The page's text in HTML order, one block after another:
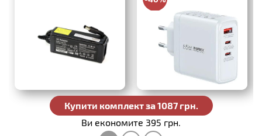
988 грн.
Купити комплект за 1087 грн.
Ви економите 395 грн.